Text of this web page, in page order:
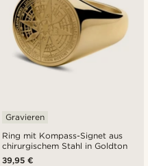
Ring mit Kompass-Signet aus
chirurgischem Stahl in Goldton
Gravieren
39,95 €